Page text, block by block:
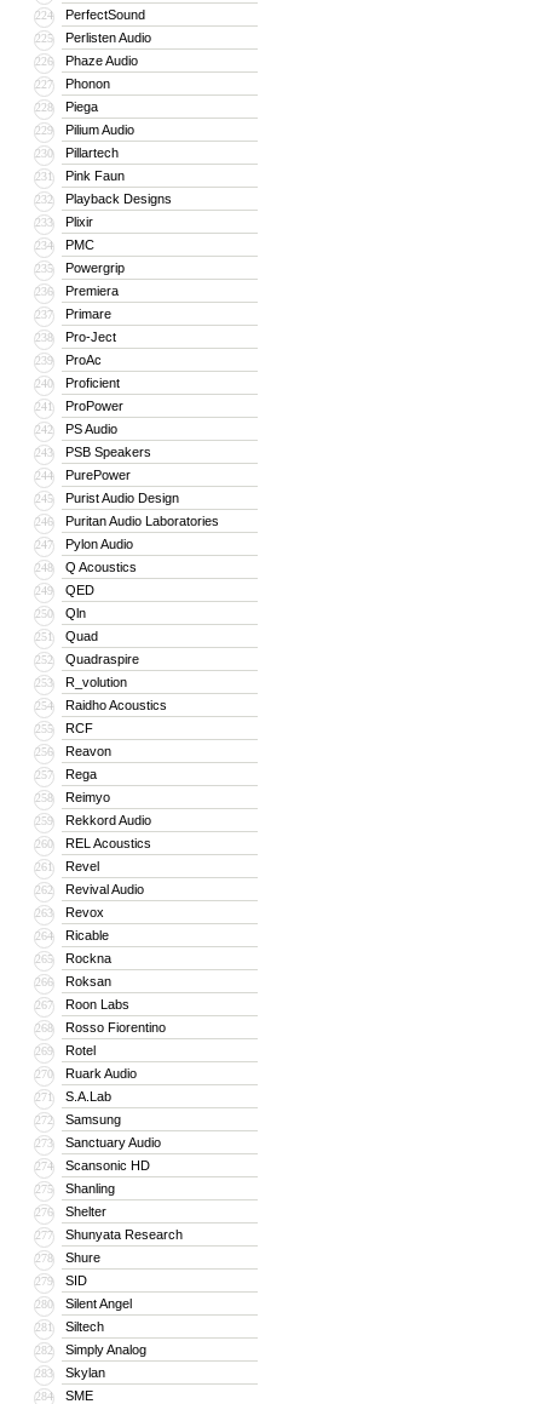
224 PerfectSound
225 Perlisten Audio
226 Phaze Audio
227 Phonon
228 Piega
229 Pilium Audio
230 Pillartech
231 Pink Faun
232 Playback Designs
233 Plixir
234 PMC
235 Powergrip
236 Premiera
237 Primare
238 Pro-Ject
239 ProAc
240 Proficient
241 ProPower
242 PS Audio
243 PSB Speakers
244 PurePower
245 Purist Audio Design
246 Puritan Audio Laboratories
247 Pylon Audio
248 Q Acoustics
249 QED
250 Qln
251 Quad
252 Quadraspire
253 R_volution
254 Raidho Acoustics
255 RCF
256 Reavon
257 Rega
258 Reimyo
259 Rekkord Audio
260 REL Acoustics
261 Revel
262 Revival Audio
263 Revox
264 Ricable
265 Rockna
266 Roksan
267 Roon Labs
268 Rosso Fiorentino
269 Rotel
270 Ruark Audio
271 S.A.Lab
272 Samsung
273 Sanctuary Audio
274 Scansonic HD
275 Shanling
276 Shelter
277 Shunyata Research
278 Shure
279 SID
280 Silent Angel
281 Siltech
282 Simply Analog
283 Skylan
284 SME